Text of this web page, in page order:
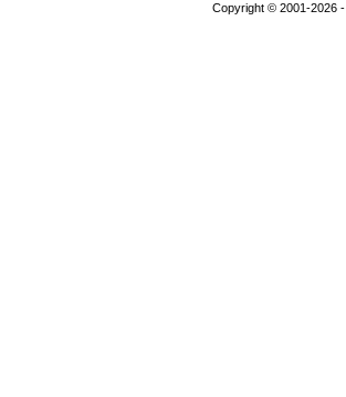
Copyright © 2001-2026 -